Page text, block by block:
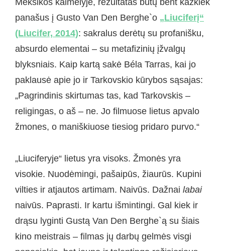
Meksikos kaimelyje, rezultatas būtų bent kažkiek
panašus į Gusto Van Den Berghe`o „Liuciferį“
(Liucifer, 2014): sakralus derėtų su profanišku,
absurdo elementai – su metafizinių įžvalgų
blyksniais. Kaip kartą sakė Béla Tarras, kai jo
paklausė apie jo ir Tarkovskio kūrybos sąsajas:
„Pagrindinis skirtumas tas, kad Tarkovskis –
religingas, o aš – ne. Jo filmuose lietus apvalo
žmones, o maniškiuose tiesiog pridaro purvo.“
„Liuciferyje“ lietus yra visoks. Žmonės yra
visokie. Nuodėmingi, pašaipūs, žiaurūs. Kupini
vilties ir atjautos artimam. Naivūs. Dažnai labai
naivūs. Paprasti. Ir kartu išmintingi. Gal kiek ir
drąsu lyginti Gustą Van Den Berghe`ą su šiais
kino meistrais – filmas jų darbų gelmės visgi